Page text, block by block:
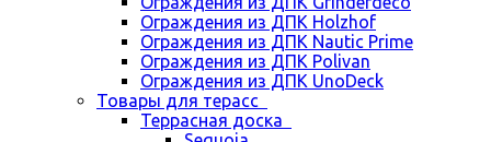
Ограждения из ДПК Holzhof
Ограждения из ДПК Nautic Prime
Ограждения из ДПК Polivan
Ограждения из ДПК UnoDeck
Товары для терасс
Террасная доска